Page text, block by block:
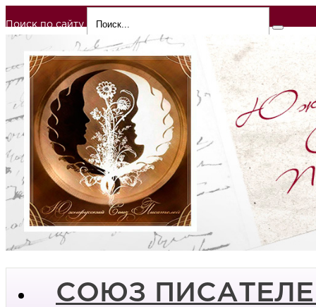
Поиск по сайту
СОЮЗ